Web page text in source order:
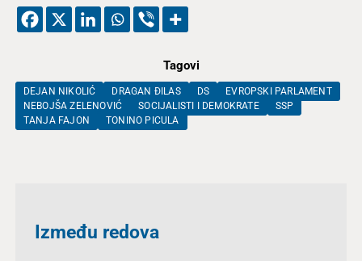
Tagovi
DEJAN NIKOLIĆ DRAGAN ĐILAS DS
EVROPSKI PARLAMENT
NEBOJŠA ZELENOVIĆ
SOCIJALISTI I DEMOKRATE
SSP
TANJA FAJON
TONINO PICULA
Između redova